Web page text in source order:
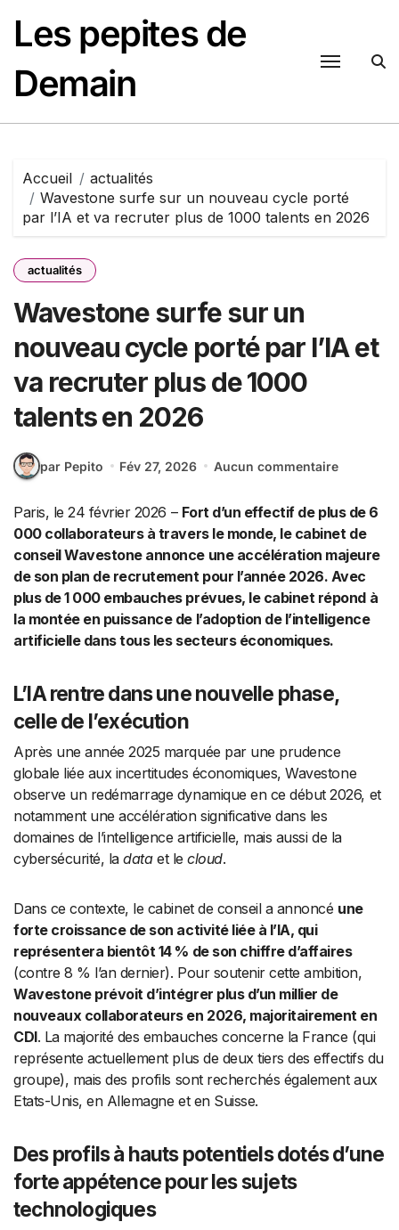
contenu
Les pepites de
Demain
Accueil
actualités
Wavestone surfe sur un nouveau cycle porté
par l’IA et va recruter plus de 1000 talents en 2026
actualités
Wavestone surfe sur un
nouveau cycle porté par l’IA et
va recruter plus de 1000
talents en 2026
par Pepito Fév 27, 2026 Aucun commentaire
Paris, le 24 février 2026 – Fort d’un effectif de plus de 6
000 collaborateurs à travers le monde, le cabinet de
conseil Wavestone annonce une accélération majeure
de son plan de recrutement pour l’année 2026. Avec
plus de 1 000 embauches prévues, le cabinet répond à
la montée en puissance de l’adoption de l’intelligence
artificielle dans tous les secteurs économiques.
L’IA rentre dans une nouvelle phase,
celle de l’exécution
Après une année 2025 marquée par une prudence
globale liée aux incertitudes économiques, Wavestone
observe un redémarrage dynamique en ce début 2026, et
notamment une accélération significative dans les
domaines de l’intelligence artificielle, mais aussi de la
cybersécurité, ladataet lecloud.
Dans ce contexte, le cabinet de conseil a annoncé une
forte croissance de son activité liée à l’IA, qui
représentera bientôt 14 % de son chiffre d’affaires
(contre 8 % l’an dernier). Pour soutenir cette ambition,
Wavestone prévoit d’intégrer plus d’un millier de
nouveaux collaborateurs en 2026, majoritairement en
CDI. La majorité des embauches concerne la France (qui
représente actuellement plus de deux tiers des effectifs du
groupe), mais des profils sont recherchés également aux
Etats-Unis, en Allemagne et en Suisse.
Des profils à hauts potentiels dotés d’une
forte appétence pour les sujets
technologiques